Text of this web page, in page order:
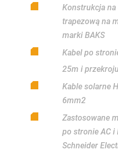
Konstrukcja
trapezową na
marki BAKS
Kabel po
25m i
Kable solarne
6mm2
Zastosowane
po stronie AC i
Schneider